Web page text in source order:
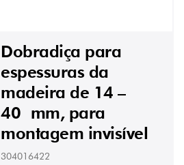
Dobradiça para
espessuras da
madeira de 14 –
40 mm, para
montagem invisível
304016422